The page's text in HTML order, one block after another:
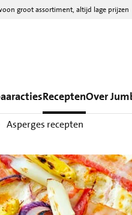
groot assortiment, altijd lage prijzen
ReceptenOver
Asperges recepten